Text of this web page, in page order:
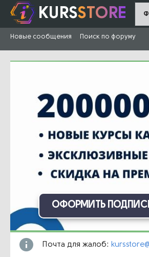
KURSSTORE
Новые сообщения Поиск по форуму
ОФОРМИТЬ
Почта для жалоб: